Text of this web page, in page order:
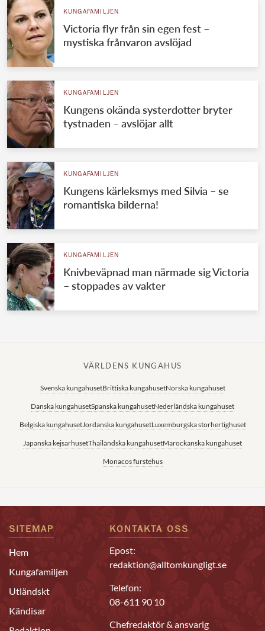
KUNGAFAMILJEN
Victoria flyr från sin egen fest –
mystiska frånvaron avslöjad
KUNGAFAMILJEN
Kungens okända systerdotter bryter
tystnaden – avslöjar allt
KUNGAFAMILJEN
Kungens kärleksmys med Silvia – se
romantiska bilderna!
KUNGAFAMILJEN
Knivbeväpnad man närmade sig Victoria
– stoppades av vakter
VÄRLDENS KUNGAHUS
Svenska kungahusetBrittiska kungahusetNorska kungahuset
Danska kungahusetSpanska kungahusetNederländska kungahuset
Belgiska kungahusetJordanska kungahusetLuxemburgska storhertighuset
Japanska kejsarhusetThailändska kungahusetMarockanska kungahuset
Monacos furstehus
SITEMAP
Hem
Kungafamiljen
Utländskt
Kändisar
KONTAKTA OSS
Epost:
redaktion@alltomkungligt.se
Telefon:
08-611 90 10
Chefredaktör & ansvarig